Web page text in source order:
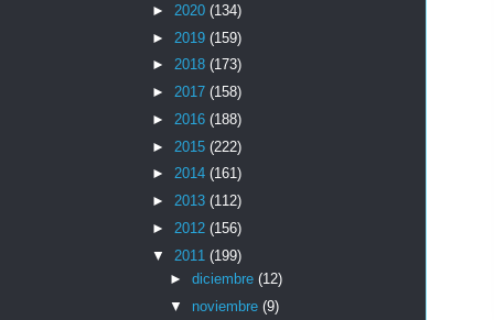
► 2020 (134)
► 2019 (159)
► 2018 (173)
► 2017 (158)
► 2016 (188)
► 2015 (222)
► 2014 (161)
► 2013 (112)
► 2012 (156)
▼ 2011 (199)
► diciembre (12)
▼ noviembre (9)